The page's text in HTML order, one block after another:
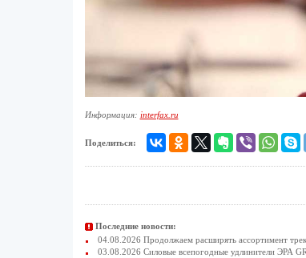
Информация: interfax.ru
Поделиться:
Последние новости:
04.08.2026 Продолжаем расширять ассортимент
03.08.2026 Силовые всепогодные удлинители ЭРА